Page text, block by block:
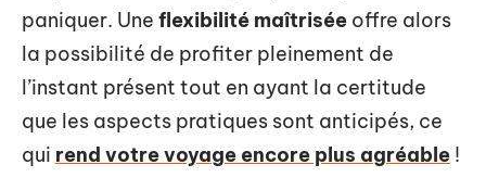
paniquer. Une flexibilité maîtrisée offre alors
la possibilité de profiter pleinement de
l’instant présent tout en ayant la certitude
que les aspects pratiques sont anticipés, ce
qui rend votre voyage encore plus agréable !